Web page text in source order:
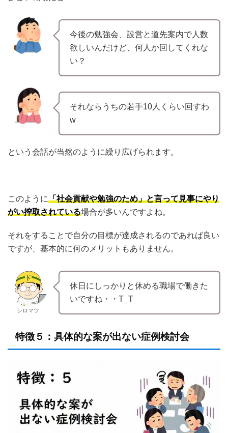
今後の勉強会、設営と道先案内で人数
欲しいんだけど、何人か回してくれな
い？
それならうちの若手10人くらい回すわ
w
という会話が当然のように繰り広げられます。
このように「社会貢献や勉強のため」と言って見事にやり
がい搾取されている場合が多いんですよね。
それをすることで自分の目標が達成されるのであれば良い
ですが、基本的に何のメリットもありません。
シロマツ
休日にしっかりと休める職場で働きた
いですね・・T_T
特徴５：具体的な案が出ない症例検討会